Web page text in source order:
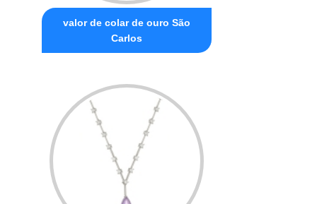
valor de colar de ouro São
Carlos